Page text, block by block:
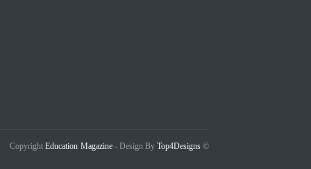
© Copyright
Education Magazine - Design By Top4Designs